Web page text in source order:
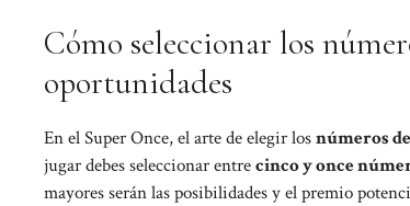
Cómo seleccionar los
oportunidades
En el Super Once, el arte de elegir losnúmeros
jugar debes seleccionar entrecinco y once
mayores serán las posibilidades y el premio